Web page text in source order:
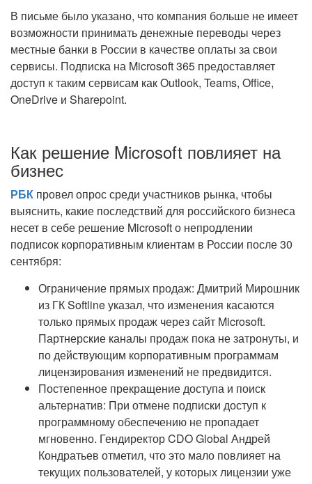
В письме было указано, что компания больше не имеет
возможности принимать денежные переводы через
местные банки в России в качестве оплаты за свои
сервисы. Подписка на Microsoft 365 предоставляет
доступ к таким сервисам как Outlook, Teams, Office,
OneDrive и Sharepoint.
Как решение Microsoft повлияет на
бизнес
РБК провел опрос среди участников рынка, чтобы
выяснить, какие последствий для российского бизнеса
несет в себе решение Microsoft о непродлении
подписок корпоративным клиентам в России после 30
сентября:
Ограничение прямых продаж: Дмитрий Мирошник
из ГК Softline указал, что изменения касаются
только прямых продаж через сайт Microsoft.
Партнерские каналы продаж пока не затронуты, и
по действующим корпоративным программам
лицензирования изменений не предвидится.
Постепенное прекращение доступа и поиск
альтернатив: При отмене подписки доступ к
программному обеспечению не пропадает
мгновенно. Гендиректор CDO Global Андрей
Кондратьев отметил, что это мало повлияет на
текущих пользователей, у которых лицензии уже